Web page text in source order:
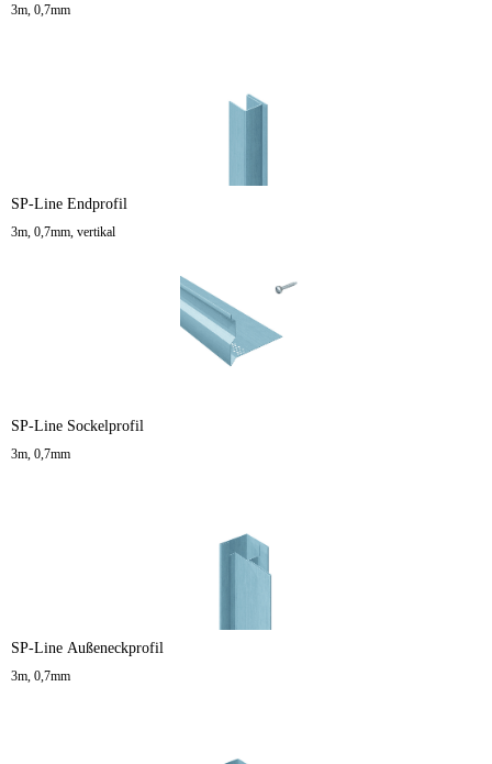
3m, 0,7mm
SP-Line Endprofil
3m, 0,7mm, vertikal
SP-Line Sockelprofil
3m, 0,7mm
SP-Line Außeneckprofil
3m, 0,7mm